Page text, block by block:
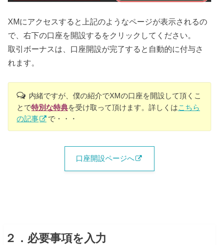
XMにアクセスすると上記のようなページが表示されるの
で、右下の口座を開設するをクリックしてください。
取引ボーナスは、口座開設が完了すると自動的に付与さ
れます。
内緒ですが、僕の紹介でXMの口座を開設して頂くこ
とで特別な特典を受け取って頂けます。詳しくはこちら
の記事
で・・・
口座開設ページへ
２．必要事項を入力